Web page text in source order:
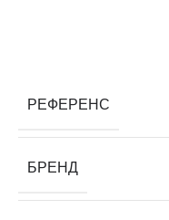
РЕФЕРЕНС
БРЕНД